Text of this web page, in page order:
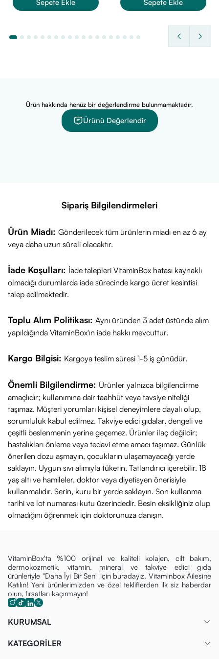
Sepete Ekle Sepete Ekle
Ürün hakkında henüz bir değerlendirme bulunmamaktadır.
Ürünü Değerlendir
Sipariş Bilgilendirmeleri
Ürün Miadı: Gönderilecek tüm ürünlerin miadı en az 6 ay
veya daha uzun süreli olacaktır.
İade Koşulları: İade talepleri VitaminBox hatası kaynaklı
olmadığı durumlarda iade sürecinde kargo ücret kesintisi
talep edilmektedir.
Toplu Alım Politikası: Aynı üründen 3 adet üstünde alım
yapıldığında VitaminBox'ın iade hakkı mevcuttur.
Kargo Bilgisi: Kargoya teslim süresi 1-5 iş günüdür.
Önemli Bilgilendirme: Ürünler yalnızca bilgilendirme
amaçlıdır; kullanımına dair taahhüt veya tavsiye niteliği
taşımaz. Müşteri yorumları kişisel deneyimlere dayalı olup,
sorumluluk kabul edilmez. Takviye edici gıdalar, dengeli ve
çeşitli beslenmenin yerine geçemez. Ürünler ilaç değildir;
hastalıkları önleme veya tedavi etme amacı taşımaz. Günlük
önerilen dozu aşmayın, çocukların ulaşamayacağı yerde
saklayın. Uygun sıvı alımıyla tüketin. Tatlandırıcı içerebilir. 18
yaş altı ve hamileler, doktor veya diyetisyen önerisiyle
kullanmalıdır. Serin, kuru bir yerde saklayın. Son kullanma
tarihi ve lot numarası kutu üzerindedir. Besin eksikliğiniz olup
olmadığını öğrenmek için doktorunuza danışın.
VitaminBox'ta %100 orijinal ve kaliteli kolajen, cilt bakım,
dermokozmetik, vitamin, mineral ve takviye edici gıda
ürünleriyle "Daha İyi Bir Sen" için buradayız. Vitaminbox Ailesine
Katılın! Yeni ürünlerimizden ve özel tekliflerden ilk siz haberdar
olun, fırsatları kaçırmayın!
KURUMSAL
KATEGORİLER